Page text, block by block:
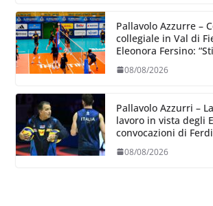
Pallavolo Azzurre –
collegiale in Val di
Eleonora Fersino:
lavorando su quei
dove poter
08/08/2026
Pallavolo Azzurri –
lavoro in vista degli
convocazioni di
Giorgi
08/08/2026